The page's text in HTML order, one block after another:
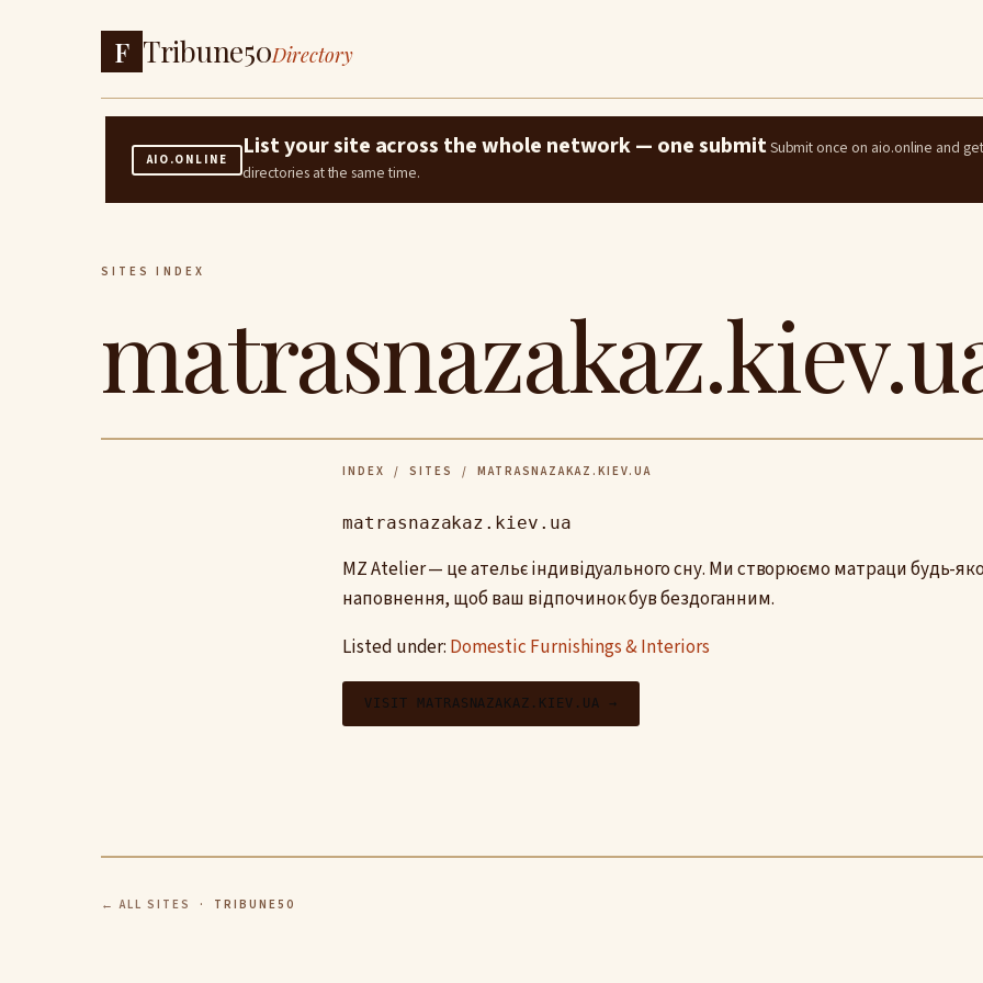
F Tribune50Directory
AIO.ONLINE List your site across the whole network — one submitSubmit once on aio.online and
directories at the same time.
SITES INDEX
INDEX / SITES / MATRASNAZAKAZ.KIEV.UA
matrasnazakaz.kiev.ua
MZ Atelier — це ательє індивідуального сну. Ми створюємо матраци будь-
наповнення, щоб ваш відпочинок був бездоганним.
Listed under: Domestic Furnishings & Interiors
VISIT MATRASNAZAKAZ.KIEV.UA →
← ALL SITES · TRIBUNE50